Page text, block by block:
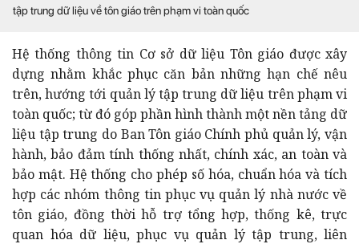
tập trung dữ liệu về tôn giáo trên phạm vi toàn quốc
Hệ thống thông tin Cơ sở dữ liệu Tôn giáo được xây
dựng nhằm khắc phục căn bản những hạn chế nêu
trên, hướng tới quản lý tập trung dữ liệu trên phạm vi
toàn quốc; từ đó góp phần hình thành một nền tảng dữ
liệu tập trung do Ban Tôn giáo Chính phủ quản lý, vận
hành, bảo đảm tính thống nhất, chính xác, an toàn và
bảo mật. Hệ thống cho phép số hóa, chuẩn hóa và tích
hợp các nhóm thông tin phục vụ quản lý nhà nước về
tôn giáo, đồng thời hỗ trợ tổng hợp, thống kê, trực
quan hóa dữ liệu, phục vụ quản lý tập trung, liên